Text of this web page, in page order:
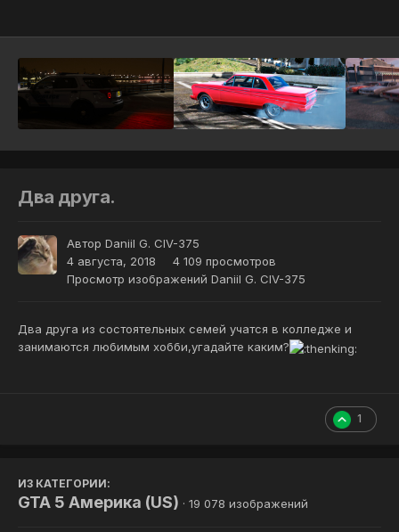
Два друга.
Автор Daniil G. CIV-375
4 августа, 2018
4 109 просмотров
Просмотр изображений Daniil G. CIV-375
Два друга из состоятельных семей учатся в колледже и
занимаются любимым хобби,угадайте каким?
1
ИЗ КАТЕГОРИИ:
GTA 5 Америка (US) · 19 078 изображений